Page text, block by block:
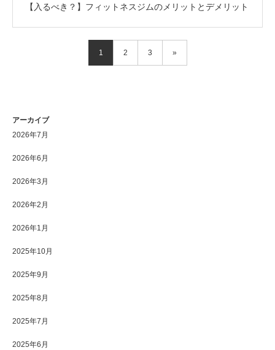
【入るべき？】フィットネスジムのメリットとデメリット
1 2 3 »
アーカイブ
2026年7月
2026年6月
2026年3月
2026年2月
2026年1月
2025年10月
2025年9月
2025年8月
2025年7月
2025年6月